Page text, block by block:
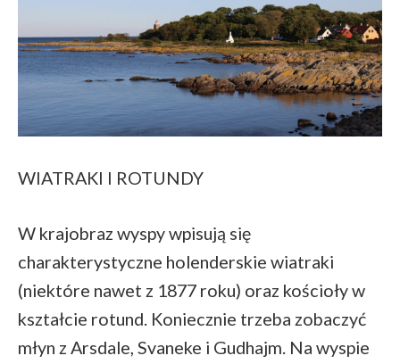
WIATRAKI I ROTUNDY
W krajobraz wyspy wpisują się
charakterystyczne holenderskie wiatraki
(niektóre nawet z 1877 roku) oraz kościoły w
kształcie rotund. Koniecznie trzeba zobaczyć
młyn z Arsdale, Svaneke i Gudhajm. Na wyspie